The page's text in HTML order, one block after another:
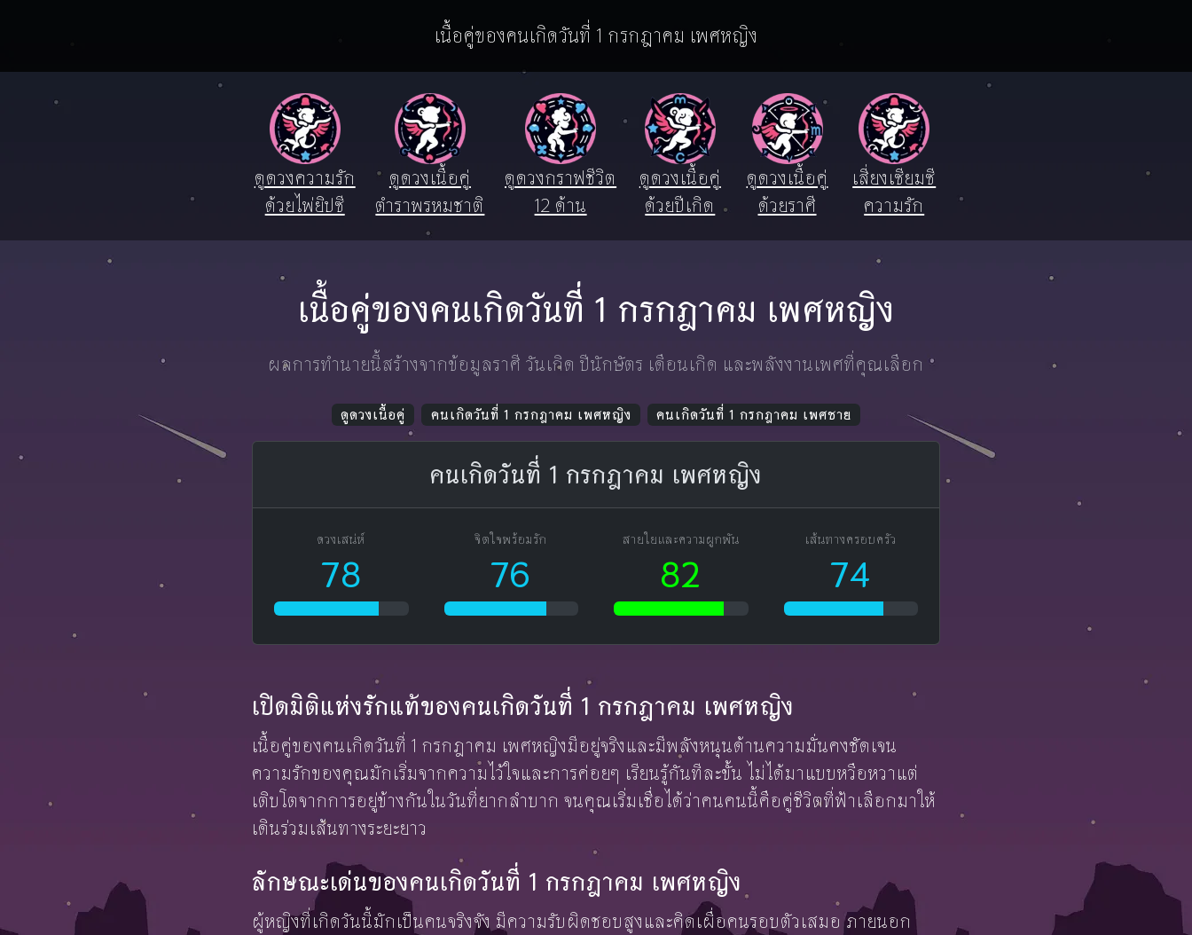
เนื้อคู่ของคนเกิดวันที่ 1 กรกฎาคม เพศหญิง
ดูดวงความรัก
ด้วยไพ่ยิปซี
ดูดวงเนื้อคู่
ตำราพรหมชาติ
ดูดวงกราฟชีวิต
12 ด้าน
ดูดวงเนื้อคู่
ด้วยปีเกิด
ดูดวงเนื้อคู่
ด้วยราศี
เสี่ยงเซียมซี
ความรัก
เนื้อคู่ของคนเกิดวันที่ 1 กรกฎาคม เพศหญิง
ผลการทำนายนี้สร้างจากข้อมูลราศี วันเกิด ปีนักษัตร เดือนเกิด และพลังงานเพศที่คุณเลือก
ดูดวงเนื้อคู่ คนเกิดวันที่ 1 กรกฎาคม เพศหญิง คนเกิดวันที่ 1 กรกฎาคม เพศชาย
คนเกิดวันที่ 1 กรกฎาคม เพศหญิง
ดวงเสน่ห์
78
จิตใจพร้อมรัก
76
สายใยและความผูกพัน
82
เส้นทางครอบครัว
74
เปิดมิติแห่งรักแท้ของคนเกิดวันที่ 1 กรกฎาคม เพศหญิง
เนื้อคู่ของคนเกิดวันที่ 1 กรกฎาคม เพศหญิงมีอยู่จริงและมีพลังหนุนด้านความมั่นคงชัดเจน
ความรักของคุณมักเริ่มจากความไว้ใจและการค่อยๆ เรียนรู้กันทีละขั้น ไม่ได้มาแบบหวือหวาแต่
เติบโตจากการอยู่ข้างกันในวันที่ยากลำบาก จนคุณเริ่มเชื่อได้ว่าคนคนนี้คือคู่ชีวิตที่ฟ้าเลือกมาให้
เดินร่วมเส้นทางระยะยาว
ลักษณะเด่นของคนเกิดวันที่ 1 กรกฎาคม เพศหญิง
ผู้หญิงที่เกิดวันนี้มักเป็นคนจริงจัง มีความรับผิดชอบสูงและคิดเผื่อคนรอบตัวเสมอ ภายนอก